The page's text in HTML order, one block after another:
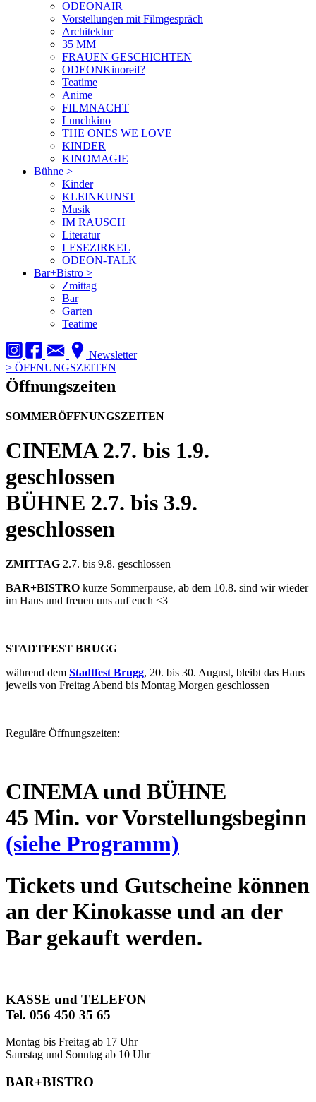
ODEONAIR
Vorstellungen mit Filmgespräch
Architektur
35 MM
FRAUEN GESCHICHTEN
ODEONKinoreif?
Teatime
Anime
FILMNACHT
Lunchkino
THE ONES WE LOVE
KINDER
KINOMAGIE
Bühne >
Kinder
KLEINKUNST
Musik
IM RAUSCH
Literatur
LESEZIRKEL
ODEON-TALK
Bar+Bistro >
Zmittag
Bar
Garten
Teatime
Newsletter
> ÖFFNUNGSZEITEN
Öffnungszeiten
SOMMERÖFFNUNGSZEITEN
CINEMA2.7. bis 1.9.
geschlossen
BÜHNE 2.7. bis 3.9.
geschlossen
ZMITTAG 2.7. bis 9.8. geschlossen
BAR+BISTRO kurze Sommerpause, ab dem 10.8. sind wir wieder
im Haus und freuen uns auf euch <3
STADTFEST BRUGG
während dem Stadtfest Brugg, 20. bis 30. August, bleibt das Haus
jeweils von Freitag Abend bis Montag Morgen geschlossen
Reguläre Öffnungszeiten:
CINEMA und BÜHNE
45 Min. vor Vorstellungsbeginn
(siehe Programm)
Tickets und Gutscheine können
an der Kinokasse und an der
Bar gekauft werden.
KASSE und TELEFON
Tel. 056 450 35 65
Montag bis Freitag ab 17 Uhr
Samstag und Sonntag ab 10 Uhr
BAR+BISTRO